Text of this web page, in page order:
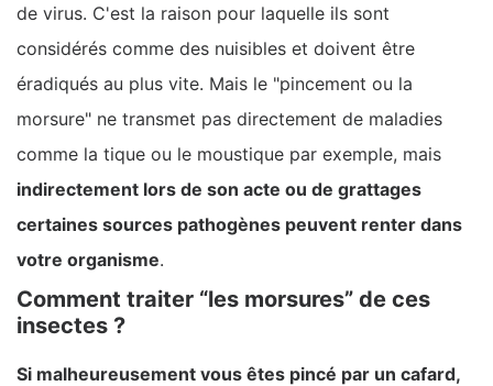
de virus. C'est la raison pour laquelle ils sont
considérés comme des nuisibles et doivent être
éradiqués au plus vite. Mais le "pincement ou la
morsure" ne transmet pas directement de maladies
comme la tique ou le moustique par exemple, mais
indirectement lors de son acte ou de grattages
certaines sources pathogènes peuvent renter dans
votre organisme.
Comment traiter “les morsures” de ces
insectes ?
Si malheureusement vous êtes pincé par un cafard,